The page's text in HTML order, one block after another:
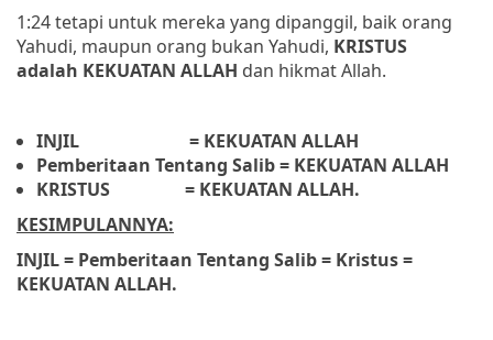
1:24 tetapi untuk mereka yang dipanggil, baik orang
Yahudi, maupun orang bukan Yahudi, KRISTUS
adalah KEKUATAN ALLAH dan hikmat Allah.
INJIL
= KEKUATAN ALLAH
Pemberitaan Tentang Salib= KEKUATAN ALLAH
KRISTUS
= KEKUATAN ALLAH.
KESIMPULANNYA:
INJIL = Pemberitaan Tentang Salib = Kristus =
KEKUATAN ALLAH.